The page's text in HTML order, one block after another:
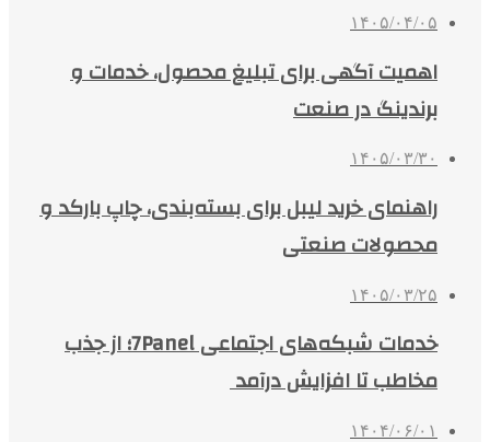
۱۴۰۵/۰۴/۰۵
اهمیت آگهی برای تبلیغ محصول، خدمات و
برندینگ در صنعت
۱۴۰۵/۰۳/۳۰
راهنمای خرید لیبل برای بسته‌بندی، چاپ بارکد و
محصولات صنعتی
۱۴۰۵/۰۳/۲۵
خدمات شبکه‌های اجتماعی 7Panel؛ از جذب
مخاطب تا افزایش درآمد
۱۴۰۴/۰۶/۰۱